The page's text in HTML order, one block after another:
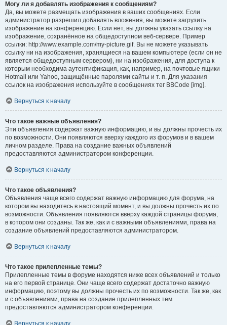
Могу ли я добавлять изображения к сообщениям?
Да, вы можете размещать изображения в ваших сообщениях. Если
администратор разрешил добавлять вложения, вы можете загрузить
изображение на конференцию. Если нет, вы должны указать ссылку на
изображение, сохранённое на общедоступном веб-сервере. Пример
ссылки: http://www.example.com/my-picture.gif. Вы не можете указывать
ссылку ни на изображения, хранящиеся на вашем компьютере (если он не
является общедоступным сервером), ни на изображения, для доступа к
которым необходима аутентификация, как, например, на почтовые ящики
Hotmail или Yahoo, защищённые паролями сайты и т. п. Для указания
ссылок на изображения используйте в сообщениях тег BBCode [img].
Вернуться к началу
Что такое важные объявления?
Эти объявления содержат важную информацию, и вы должны прочесть их
по возможности. Они появляются вверху каждого из форумов и в вашем
личном разделе. Права на создание важных объявлений
предоставляются администратором конференции.
Вернуться к началу
Что такое объявления?
Объявления чаще всего содержат важную информацию для форума, на
котором вы находитесь в настоящий момент, и вы должны прочесть их по
возможности. Объявления появляются вверху каждой страницы форума,
в котором они созданы. Так же, как и с важными объявлениями, права на
создание объявлений предоставляются администратором.
Вернуться к началу
Что такое прилепленные темы?
Прилепленные темы в форуме находятся ниже всех объявлений и только
на его первой странице. Они чаще всего содержат достаточно важную
информацию, поэтому вы должны прочесть их по возможности. Так же, как
и с объявлениями, права на создание прилепленных тем
предоставляются администратором конференции.
Вернуться к началу